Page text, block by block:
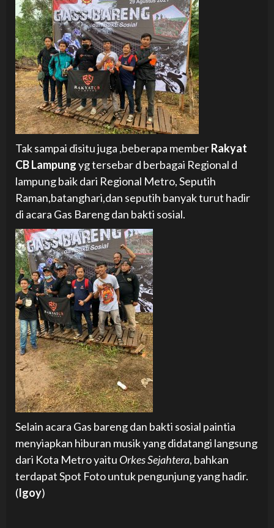
Tak sampai disitu juga ,beberapa memberRakyat
CB Lampungyg tersebar d berbagai Regional d
lampung baik dari Regional Metro, Seputih
Raman,batanghari,dan seputih banyak turut hadir
di acara Gas Bareng dan bakti sosial.
Selain acara Gas bareng dan bakti sosial paintia
menyiapkan hiburan musik yang didatangi langsung
dari Kota Metro yaitu Orkes Sejahtera, bahkan
terdapat Spot Foto untuk pengunjung yang hadir.
(Igoy)